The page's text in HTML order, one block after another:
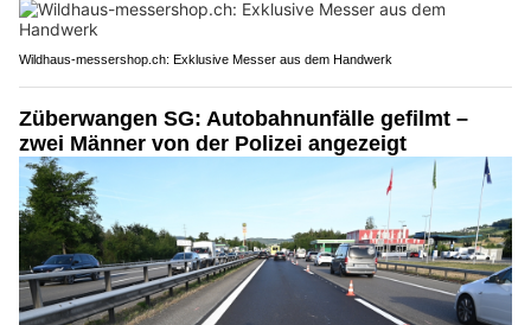
Wildhaus-messershop.ch: Exklusive Messer aus dem Handwerk
Züberwangen SG: Autobahnunfälle gefilmt –
zwei Männer von der Polizei angezeigt